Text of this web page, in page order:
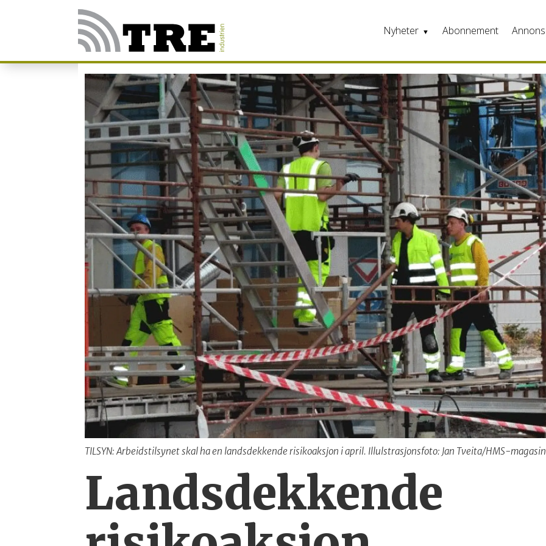
Nyheter Abonnement
TILSYN: Arbeidstilsynet skal ha en landsdekkende risikoaksjon i april. Illulstrasjonsfoto: Jan Tveita/HMS-
Landsdekkende